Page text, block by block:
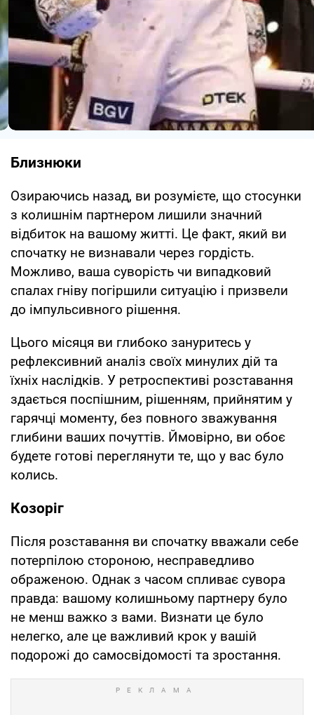
Близнюки
Озираючись назад, ви розумієте, що стосунки
з колишнім партнером лишили значний
відбиток на вашому житті. Це факт, який ви
спочатку не визнавали через гордість.
Можливо, ваша суворість чи випадковий
спалах гніву погіршили ситуацію і призвели
до імпульсивного рішення.
Цього місяця ви глибоко зануритесь у
рефлексивний аналіз своїх минулих дій та
їхніх наслідків. У ретроспективі розставання
здається поспішним, рішенням, прийнятим у
гарячці моменту, без повного зважування
глибини ваших почуттів. Ймовірно, ви обоє
будете готові переглянути те, що у вас було
колись.
Козоріг
Після розставання ви спочатку вважали себе
потерпілою стороною, несправедливо
ображеною. Однак з часом спливає сувора
правда: вашому колишньому партнеру було
не менш важко з вами. Визнати це було
нелегко, але це важливий крок у вашій
подорожі до самосвідомості та зростання.